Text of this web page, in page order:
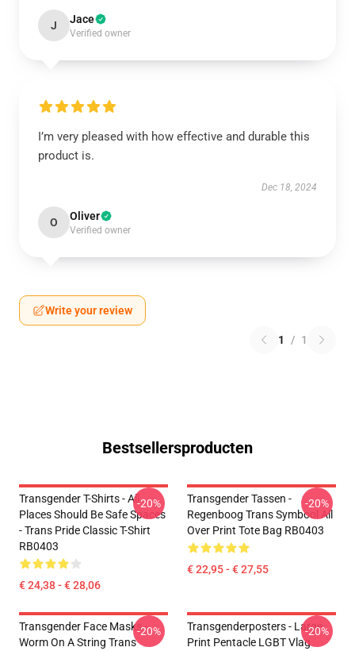
J Jace
Verified owner
I’m very pleased with how effective and durable this
product is.
Dec 18, 2024
O Oliver
Verified owner
Write your review
1 / 1
Bestsellersproducten
Transgender T-Shirts - All
Places Should Be Safe Spaces
- Trans Pride Classic T-Shirt
RB0403
€ 24,38 - € 28,06
-20%
Transgender Tassen -
Regenboog Trans Symbool All
Over Print Tote Bag RB0403
€ 22,95 - € 27,55
-20%
Transgender Face Masks -
Worm On A String Trans
-20%
Transgenderposters - Large
Print Pentacle LGBT Vlag
-20%